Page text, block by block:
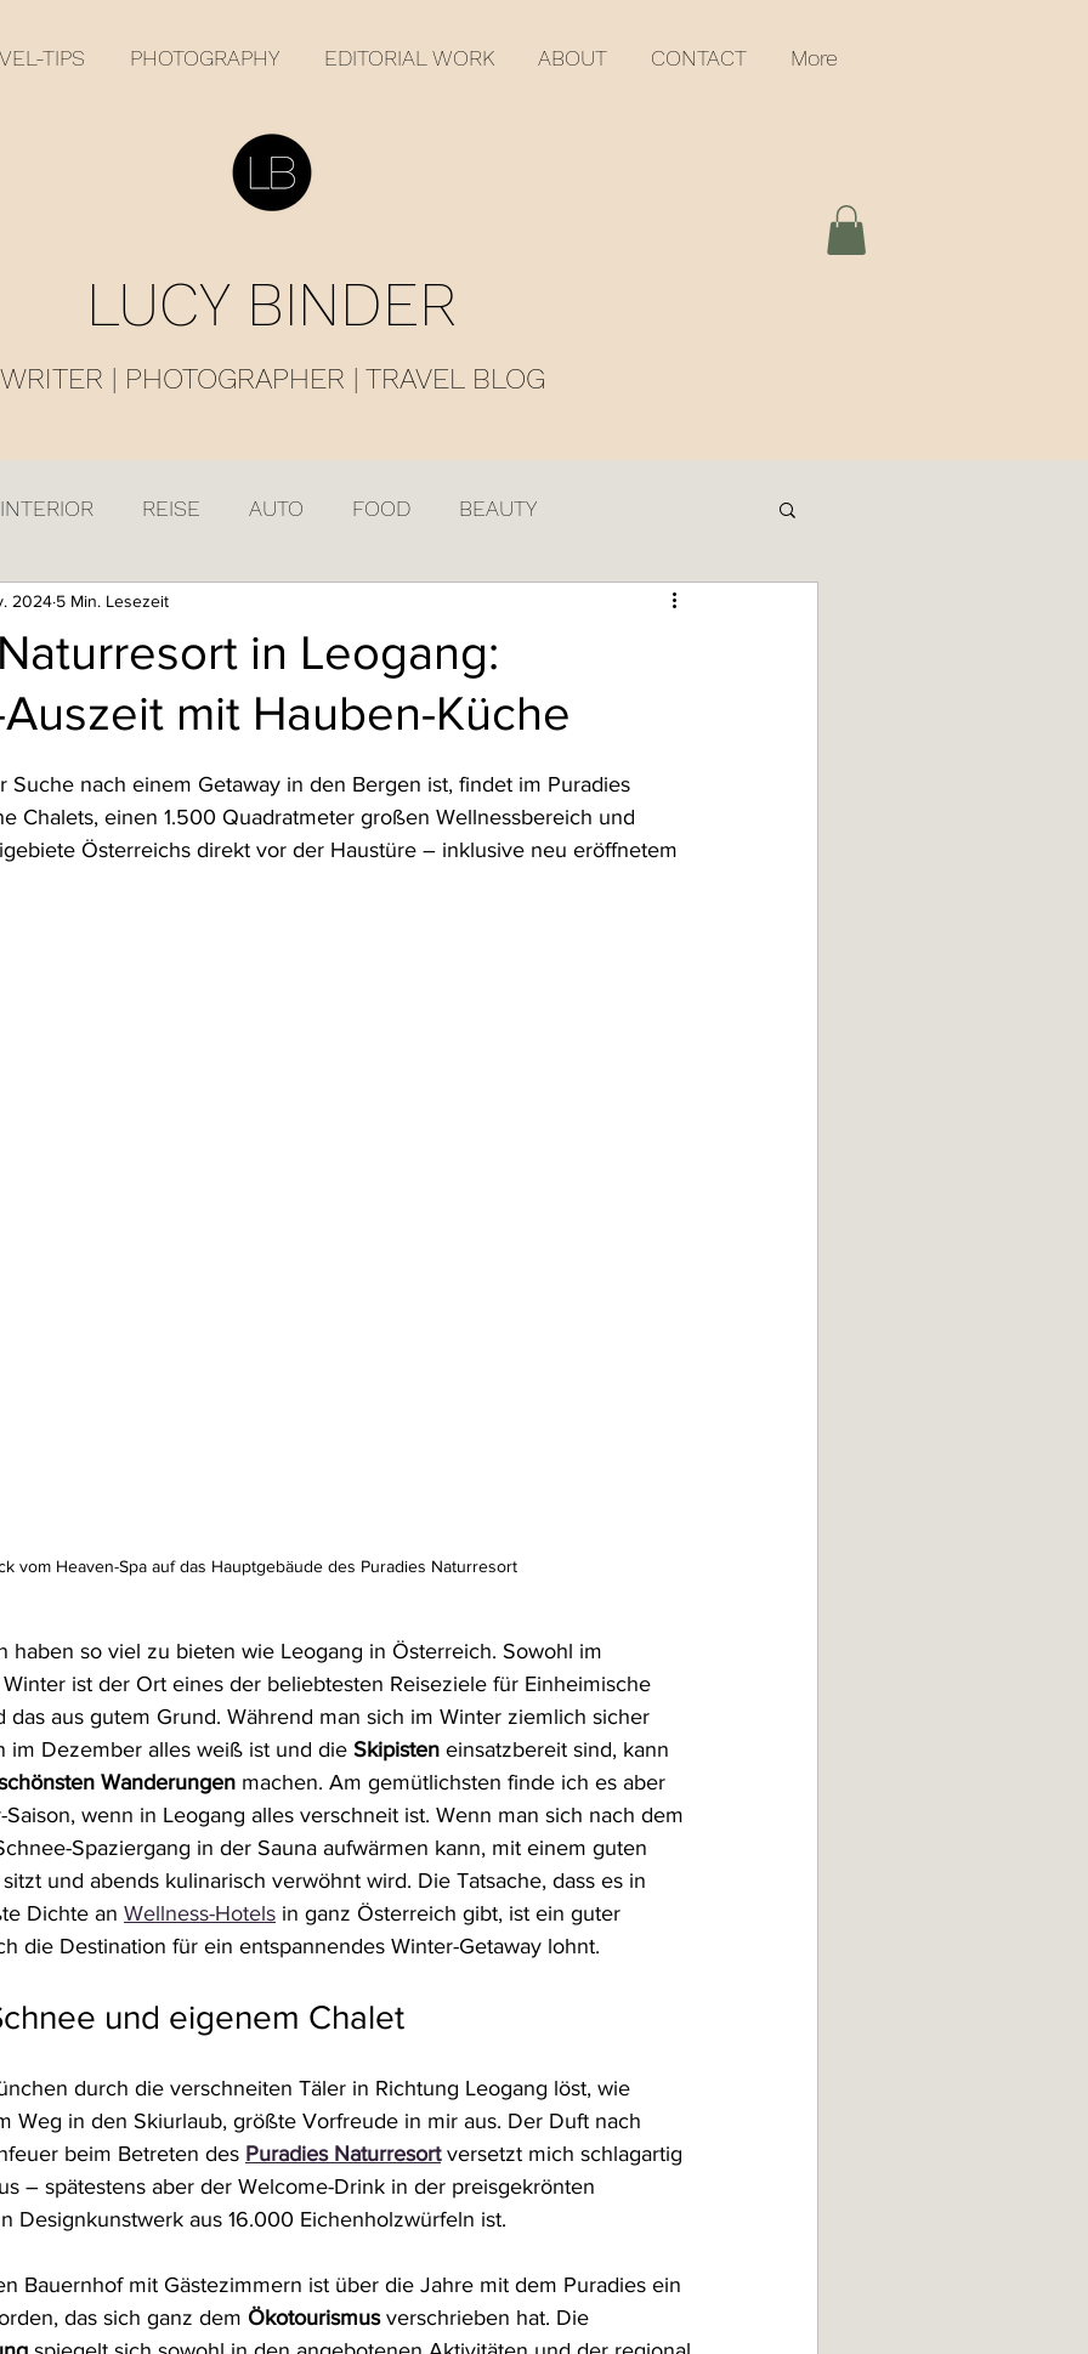
TIPS PHOTOGRAPHY EDITORIAL WORK ABOUT CONTACT More
LUCY BINDER
WRITER | PHOTOGRAPHER | TRAVEL BLOG
INTERIOR REISE AUTO FOOD BEAUTY
in Leogang:
mit Hauben-Küche
2024 5 Min. Lesezeit
Suche nach einem Getaway in den Bergen ist, findet im Puradies
Chalets, einen 1.500 Quadratmeter großen Wellnessbereich und
Österreichs direkt vor der Haustüre – inklusive neu eröffnetem
vom Heaven-Spa auf das Hauptgebäude des Puradies Naturresort
haben so viel zu bieten wie Leogang in Österreich. Sowohl im
ist der Ort eines der beliebtesten Reiseziele für Einheimische
das aus gutem Grund. Während man sich im Winter ziemlich sicher
im Dezember alles weiß ist und die Skipisten einsatzbereit sind, kann
Wanderungen machen. Am gemütlichsten finde ich es aber
wenn in Leogang alles verschneit ist. Wenn man sich nach dem
Spaziergang in der Sauna aufwärmen kann, mit einem guten
und abends kulinarisch verwöhnt wird. Die Tatsache, dass es in
Dichte an Wellness-Hotels in ganz Österreich gibt, ist ein guter
die Destination für ein entspannendes Winter-Getaway lohnt.
und eigenem Chalet
durch die verschneiten Täler in Richtung Leogang löst, wie
Weg in den Skiurlaub, größte Vorfreude in mir aus. Der Duft nach
beim Betreten des Puradies Naturresort versetzt mich schlagartig
– spätestens aber der Welcome-Drink in der preisgekrönten
Designkunstwerk aus 16.000 Eichenholzwürfeln ist.
Bauernhof mit Gästezimmern ist über die Jahre mit dem Puradies ein
das sich ganz dem Ökotourismus verschrieben hat. Die